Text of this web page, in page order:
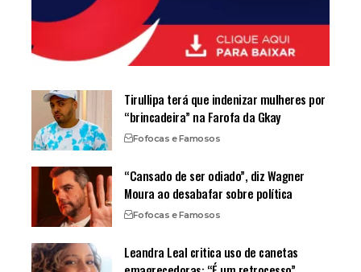
Tirullipa terá que indenizar mulheres por
“brincadeira” na Farofa da Gkay
Fofocas e Famosos
“Cansado de ser odiado”, diz Wagner
Moura ao desabafar sobre política
Fofocas e Famosos
Leandra Leal critica uso de canetas